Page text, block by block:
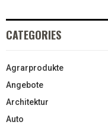
CATEGORIES
Agrarprodukte
Angebote
Architektur
Auto